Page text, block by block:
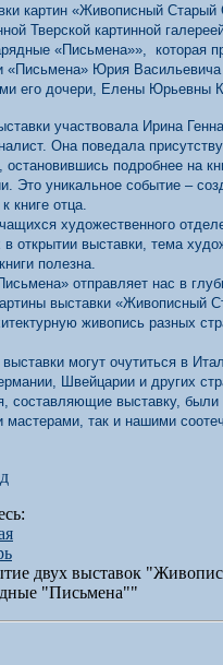
картин «Живописный Старый
Тверской картинной
«Письмена»», которая
«Письмена» Юрия
его дочери, Елены Юрьевны
участвовала Ирина
Она поведала
остановившись подробнее на
Это уникальное событие –
книге отца.
художественного
открытии выставки, тема
полезна.
отправляет нас в
выставки «Живописный
живопись разных
могут очутиться в
Швейцарии и других
составляющие выставку, были
мастерами, так и нашими
двух выставок
"Письмена""